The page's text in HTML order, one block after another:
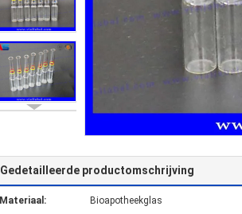
Gedetailleerde productomschrijving
Materiaal: Bioapotheekglas